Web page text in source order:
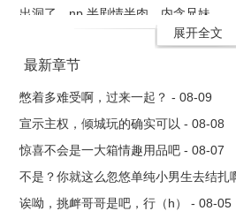
出洞了。np 半剧情半肉，内含兄妹..
展开全文
最新章节
憋着多难受啊，过来一起？ - 08-09
宣示主权，倾城玩的确实可以 - 08-08
惊喜不会是一大箱情趣用品吧 - 08-07
不是？你就这么忽悠单纯小男生去结扎
诶呦，挑衅哥哥是吧，行（h） - 08-05